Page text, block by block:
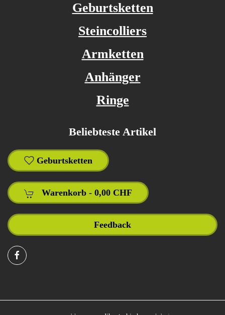
Geburtsketten
Steincolliers
Armketten
Anhänger
Ringe
Beliebteste Artikel
Geburtsketten
Warenkorb - 0,00 CHF
Feedback